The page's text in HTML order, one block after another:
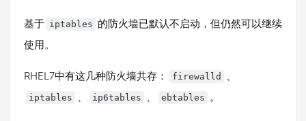
基于 iptables 的防火墙已默认不启动，但仍然可以继续
使用。
RHEL7中有这几种防火墙共存： firewalld 、
iptables 、 ip6tables 、 ebtables 。